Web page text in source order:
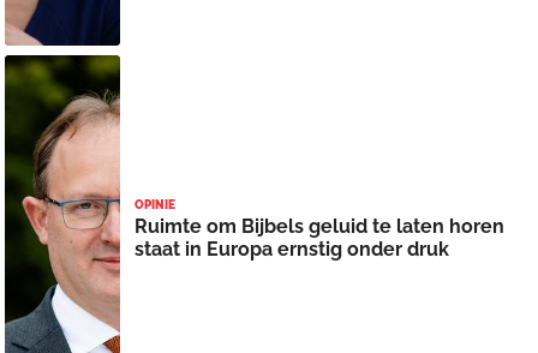
OPINIE
Ruimte om Bijbels geluid te laten horen
staat in Europa ernstig onder druk